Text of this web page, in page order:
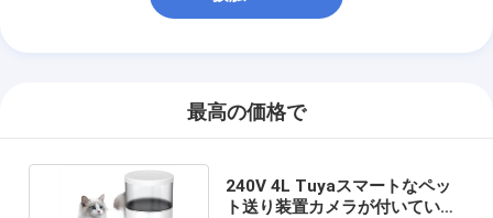
最高の価格で
240V 4L Tuyaスマートなペッ
ト送り装置カメラが付いている